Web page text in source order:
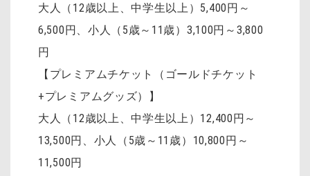
大人（12歳以上、中学生以上）5,400円～
6,500円、小人（5歳～11歳）3,100円～3,800
円
【プレミアムチケット（ゴールドチケット
+プレミアムグッズ）】
大人（12歳以上、中学生以上）12,400円～
13,500円、小人（5歳～11歳）10,800円～
11,500円